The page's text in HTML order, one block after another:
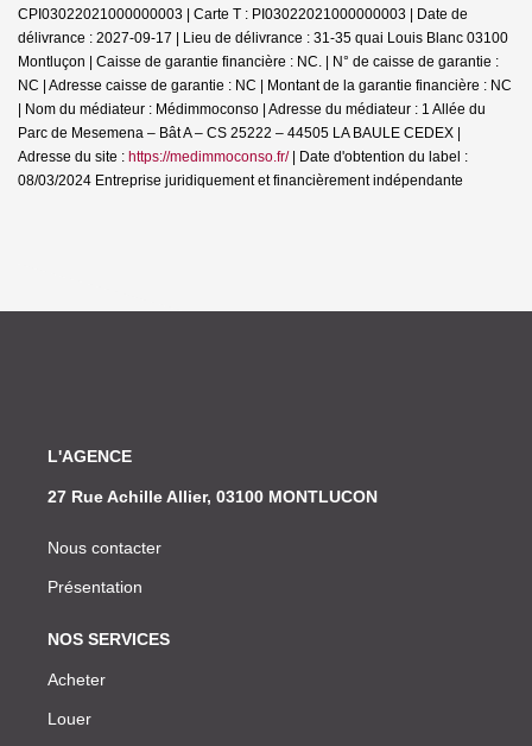
CPI03022021000000003 | Carte T : PI03022021000000003 | Date de
délivrance : 2027-09-17 | Lieu de délivrance : 31-35 quai Louis Blanc 03100
Montluçon | Caisse de garantie financière : NC. | N° de caisse de garantie :
NC | Adresse caisse de garantie : NC | Montant de la garantie financière : NC
| Nom du médiateur : Médimmoconso | Adresse du médiateur : 1 Allée du
Parc de Mesemena – Bât A – CS 25222 – 44505 LA BAULE CEDEX |
Adresse du site : https://medimmoconso.fr/| Date d'obtention du label :
08/03/2024 Entreprise juridiquement et financièrement indépendante
L'AGENCE
27 Rue Achille Allier, 03100 MONTLUCON
Nous contacter
Présentation
NOS SERVICES
Acheter
Louer